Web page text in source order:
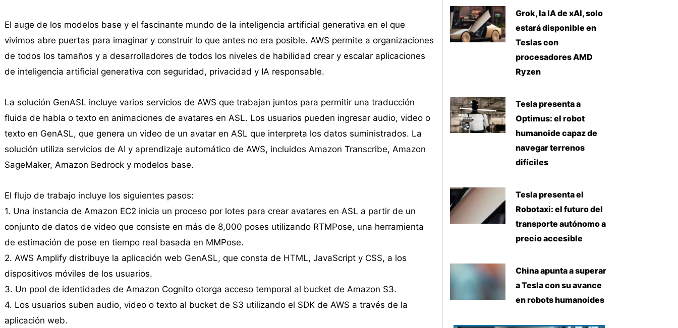
El auge de los modelos base y el fascinante mundo de la inteligencia artificial generativa en el que
vivimos abre puertas para imaginar y construir lo que antes no era posible. AWS permite a organizaciones
de todos los tamaños y a desarrolladores de todos los niveles de habilidad crear y escalar aplicaciones
de inteligencia artificial generativa con seguridad, privacidad y IA responsable.
La solución GenASL incluye varios servicios de AWS que trabajan juntos para permitir una traducción
fluida de habla o texto en animaciones de avatares en ASL. Los usuarios pueden ingresar audio, video o
texto en GenASL, que genera un video de un avatar en ASL que interpreta los datos suministrados. La
solución utiliza servicios de AI y aprendizaje automático de AWS, incluidos Amazon Transcribe, Amazon
SageMaker, Amazon Bedrock y modelos base.
El flujo de trabajo incluye los siguientes pasos:
1. Una instancia de Amazon EC2 inicia un proceso por lotes para crear avatares en ASL a partir de un
conjunto de datos de video que consiste en más de 8,000 poses utilizando RTMPose, una herramienta
de estimación de pose en tiempo real basada en MMPose.
2. AWS Amplify distribuye la aplicación web GenASL, que consta de HTML, JavaScript y CSS, a los
dispositivos móviles de los usuarios.
3. Un pool de identidades de Amazon Cognito otorga acceso temporal al bucket de Amazon S3.
4. Los usuarios suben audio, video o texto al bucket de S3 utilizando el SDK de AWS a través de la
aplicación web.
Grok, la IA de xAI, solo
estará disponible en
Teslas con
procesadores AMD
Ryzen
Tesla presenta a
Optimus: el robot
humanoide capaz de
navegar terrenos
difíciles
Tesla presenta el
Robotaxi: el futuro del
transporte autónomo a
precio accesible
China apunta a superar
a Tesla con su avance
en robots humanoides